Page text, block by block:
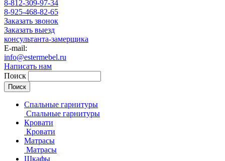
8-812-309-97-34
8-925-468-82-65
Заказать звонок
Заказать выезд
консультанта-замерщика
E-mail:
info@estermebel.ru
Написать нам
Поиск
Спальные гарнитуры
Спальные гарнитуры
Кровати
Кровати
Матрасы
Матрасы
Шкафы